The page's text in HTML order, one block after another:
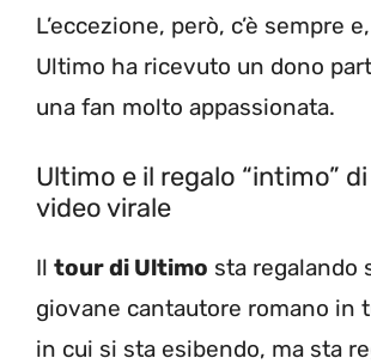
L’eccezione, però, c’è sempre
Ultimo ha ricevuto un dono
una fan molto appassionata.
Ultimo e il regalo “intimo”
video virale
Il tour di Ultimo sta regalando
giovane cantautore romano in
in cui si sta esibendo, ma sta